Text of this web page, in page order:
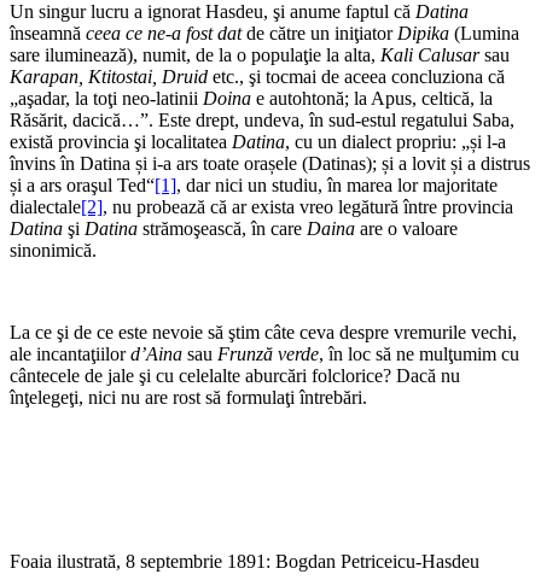
Un singur lucru a ignorat Hasdeu, şi anume faptul că Datina
înseamnă ceea ce ne-a fost datde către un iniţiator Dipika (Lumina
sare iluminează), numit, de la o populaţie la alta, Kali Calusarsau
Karapan, Ktitostai, Druid etc., şi tocmai de aceea concluziona că
„aşadar, la toţi neo-latinii Doina e autohtonă; la Apus, celtică, la
Răsărit, dacică…”. Este drept, undeva, în sud-estul regatului Saba,
există provincia şi localitatea Datina, cu un dialect propriu: „și l-a
învins în Datina și i-a ars toate orașele (Datinas); și a lovit și a distrus
și a ars oraşul Ted“[1], dar nici un studiu, în marea lor majoritate
dialectale[2], nu probează că ar exista vreo legătură între provincia
Datina şi Datina strămoşească, în care Daina are o valoare
sinonimică.
La ce şi de ce este nevoie să ştim câte ceva despre vremurile vechi,
ale incantaţiilord’Aina sau Frunză verde, în loc să ne mulţumim cu
cântecele de jale şi cu celelalte aburcări folclorice? Dacă nu
înţelegeţi, nici nu are rost să formulaţi întrebări.
Foaia ilustrată, 8 septembrie 1891: Bogdan Petriceicu-Hasdeu